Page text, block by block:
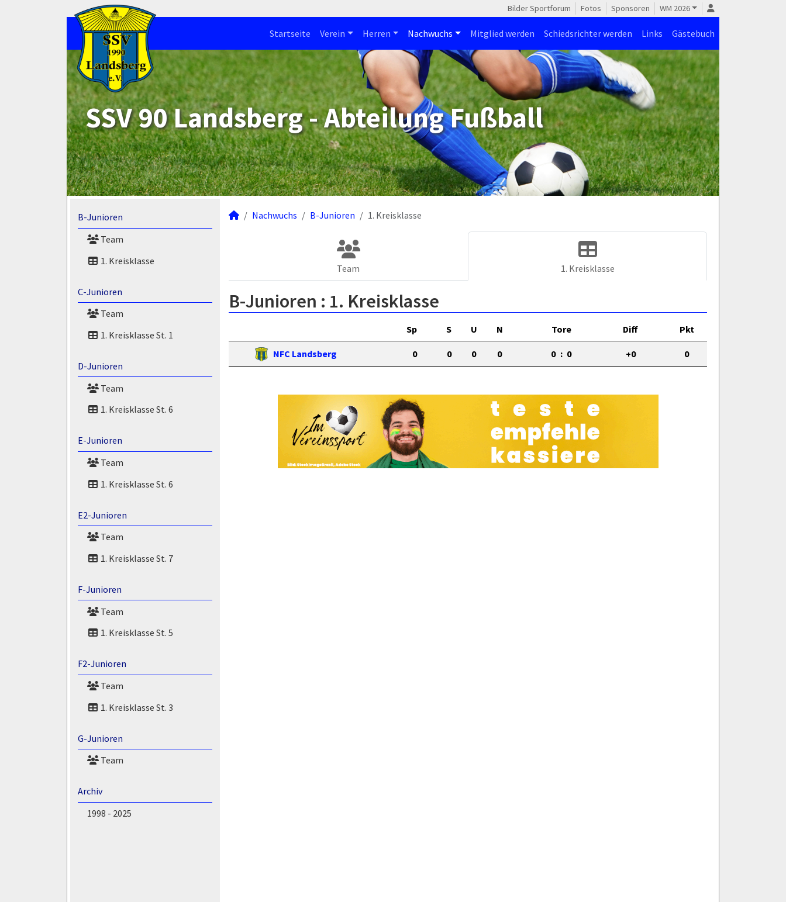
Bilder Sportforum Fotos Sponsoren WM 2026
Startseite Verein Herren Nachwuchs Mitglied werden Schiedsrichter werden Links Gästebuch
SSV 90 Landsberg - Abteilung Fußball
B-Junioren
Team
1. Kreisklasse
C-Junioren
Team
1. Kreisklasse St. 1
D-Junioren
Team
1. Kreisklasse St. 6
E-Junioren
Team
1. Kreisklasse St. 6
E2-Junioren
Team
1. Kreisklasse St. 7
F-Junioren
Team
1. Kreisklasse St. 5
F2-Junioren
Team
1. Kreisklasse St. 3
G-Junioren
Team
Archiv
1998 - 2025
Nachwuchs B-Junioren 1. Kreisklasse
Team 1. Kreisklasse
B-Junioren : 1. Kreisklasse
Sp S U N Tore Diff Pkt
NFC Landsberg 0 0 0 0 0 : 0 +0 0